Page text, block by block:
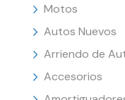
Motos
Autos Nuevos
Arriendo de
Accesorios